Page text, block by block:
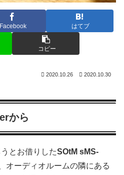
Facebook はてブ
コピー
2020.10.26 2020.10.30
から
とお借りしたSOtM sMS-
オーディオルームの隣にある